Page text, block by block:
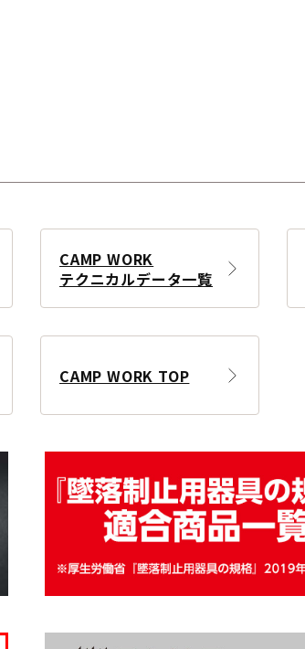
CAMP WORK
テクニカルデータ一覧
CAMP WORK TOP